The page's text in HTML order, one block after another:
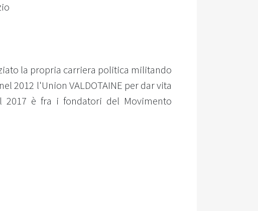
la propria carriera politica militando
2012 l'Union VALDOTAINE per dar vita
2017 è fra i fondatori del Movimento